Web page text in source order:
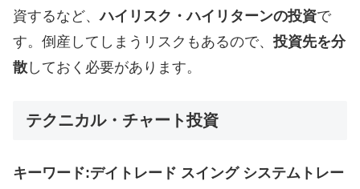
資するなど、ハイリスク・ハイリターンの投資で
す。倒産してしまうリスクもあるので、投資先を分
散 しておく必要があります。
テクニカル・チャート投資
キーワード:デイトレード スイング システムトレー